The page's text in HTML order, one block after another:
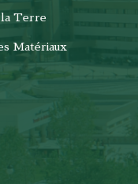
la Terre
Matériaux